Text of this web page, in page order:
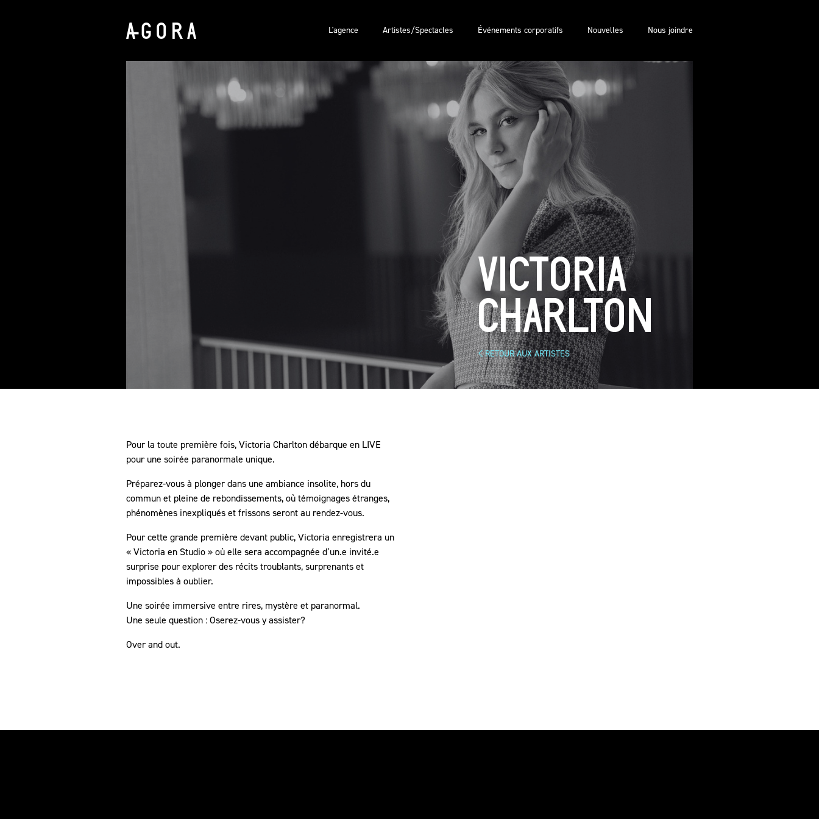
L'agence Artistes/Spectacles Événements corporatifs Nouvelles Nous joindre
VICTORIA
CHARLTON
RETOUR AUX ARTISTES
Pour la toute première fois, Victoria Charlton débarque en LIVE
pour une soirée paranormale unique.
Préparez-vous à plonger dans une ambiance insolite, hors du
commun et pleine de rebondissements, où témoignages étranges,
phénomènes inexpliqués et frissons seront au rendez-vous.
Pour cette grande première devant public, Victoria enregistrera un
« Victoria en Studio » où elle sera accompagnée d’un.e invité.e
surprise pour explorer des récits troublants, surprenants et
impossibles à oublier.
Une soirée immersive entre rires, mystère et paranormal.
Une seule question : Oserez-vous y assister?
Over and out.